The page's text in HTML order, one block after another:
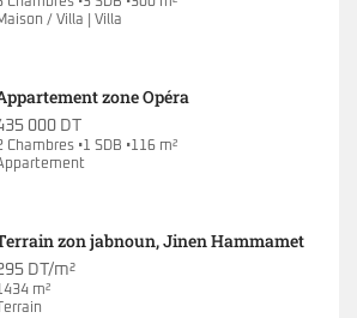
/ Villa | Villa
zone Opéra
000 DT
Chambres •1 SDB •116 m²
zon jabnoun, Jinen Hammamet
DT/m²
m²
Terrain